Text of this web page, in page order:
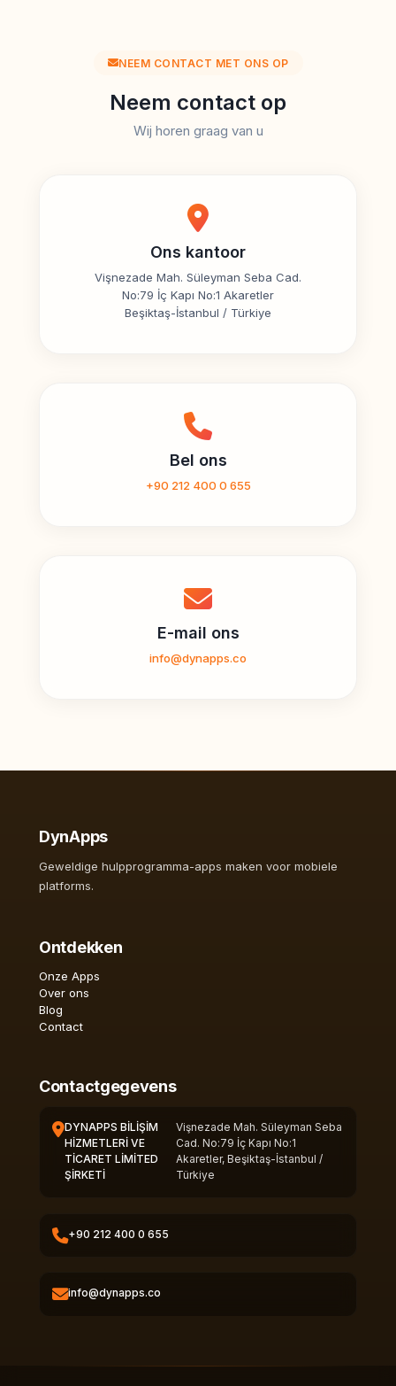
NEEM CONTACT MET ONS OP
Neem contact op
Wij horen graag van u
Ons kantoor
Vişnezade Mah. Süleyman Seba Cad.
No:79 İç Kapı No:1 Akaretler
Beşiktaş-İstanbul / Türkiye
Bel ons
+90 212 400 0 655
E-mail ons
info@dynapps.co
DynApps
Geweldige hulpprogramma-apps maken voor mobiele
platforms.
Ontdekken
Onze Apps
Over ons
Blog
Contact
Contactgegevens
DYNAPPS BİLİŞİM
HİZMETLERİ VE
TİCARET LİMİTED
ŞİRKETİ
Vişnezade Mah. Süleyman Seba
Cad. No:79 İç Kapı No:1
Akaretler, Beşiktaş-İstanbul /
Türkiye
+90 212 400 0 655
info@dynapps.co